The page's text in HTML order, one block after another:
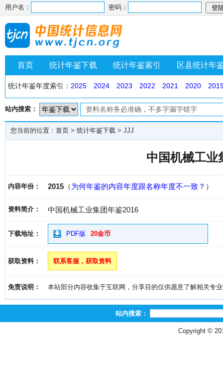
用户名： 密码：
首页 统计年鉴下载 统计年鉴索引 区县统计年
统计年鉴年度索引： 2025 2024 2023 2022 2021 2020
站内搜索：
您当前的位置： 首页 > 统计年鉴下载 > JJJ
中国机械工业
内容年份： 2015 （为何年鉴的内容年度跟名称年度不一致？ ）
资料简介： 中国机械工业集团年鉴2016
下载地址： PDF版 20金币
获取资料： 联系客服，获取资料
免责说明： 本站部分内容收集于互联网，分享目的仅供愿意了解相关专
站内搜索：
Copyright ©